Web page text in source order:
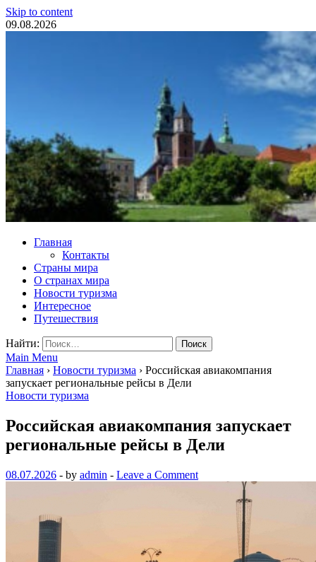
Skip to content
09.08.2026
Туристические новости
Главная
Контакты
Страны мира
О странах мира
Новости туризма
Интересное
Путешествия
Найти:
Main Menu
Главная › Новости туризма › Российская авиакомпания
запускает региональные рейсы в Дели
Новости туризма
Российская авиакомпания запускает
региональные рейсы в Дели
08.07.2026 - by admin - Leave a Comment